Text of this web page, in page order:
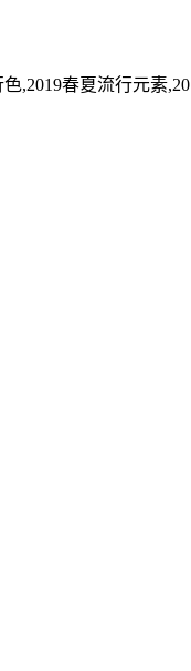
,2019春夏流行元素